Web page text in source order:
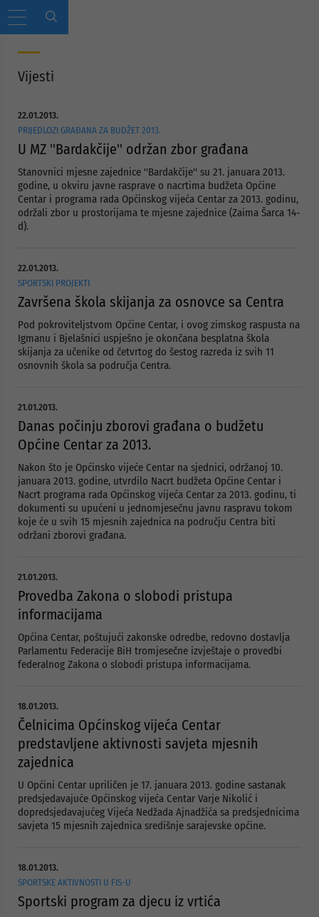
Vijesti
22.01.2013.
PRIJEDLOZI GRAĐANA ZA BUDŽET 2013.
U MZ ''Bardakčije'' održan zbor građana
Stanovnici mjesne zajednice ''Bardakčije'' su 21. januara 2013.
godine, u okviru javne rasprave o nacrtima budžeta Općine
Centar i programa rada Općinskog vijeća Centar za 2013. godinu,
održali zbor u prostorijama te mjesne zajednice (Zaima Šarca 14-
d).
22.01.2013.
SPORTSKI PROJEKTI
Završena škola skijanja za osnovce sa Centra
Pod pokroviteljstvom Općine Centar, i ovog zimskog raspusta na
Igmanu i Bjelašnici uspješno je okončana besplatna škola
skijanja za učenike od četvrtog do šestog razreda iz svih 11
osnovnih škola sa područja Centra.
21.01.2013.
Danas počinju zborovi građana o budžetu
Općine Centar za 2013.
Nakon što je Općinsko vijeće Centar na sjednici, održanoj 10.
januara 2013. godine, utvrdilo Nacrt budžeta Općine Centar i
Nacrt programa rada Općinskog vijeća Centar za 2013. godinu, ti
dokumenti su upućeni u jednomjesečnu javnu raspravu tokom
koje će u svih 15 mjesnih zajednica na području Centra biti
održani zborovi građana.
21.01.2013.
Provedba Zakona o slobodi pristupa
informacijama
Općina Centar, poštujući zakonske odredbe, redovno dostavlja
Parlamentu Federacije BiH tromjesečne izvještaje o provedbi
federalnog Zakona o slobodi pristupa informacijama.
18.01.2013.
Čelnicima Općinskog vijeća Centar
predstavljene aktivnosti savjeta mjesnih
zajednica
U Općini Centar upriličen je 17. januara 2013. godine sastanak
predsjedavajuće Općinskog vijeća Centar Varje Nikolić i
dopredsjedavajućeg Vijeća Nedžada Ajnadžića sa predsjednicima
savjeta 15 mjesnih zajednica središnje sarajevske općine.
18.01.2013.
SPORTSKE AKTIVNOSTI U FIS-U
Sportski program za djecu iz vrtića